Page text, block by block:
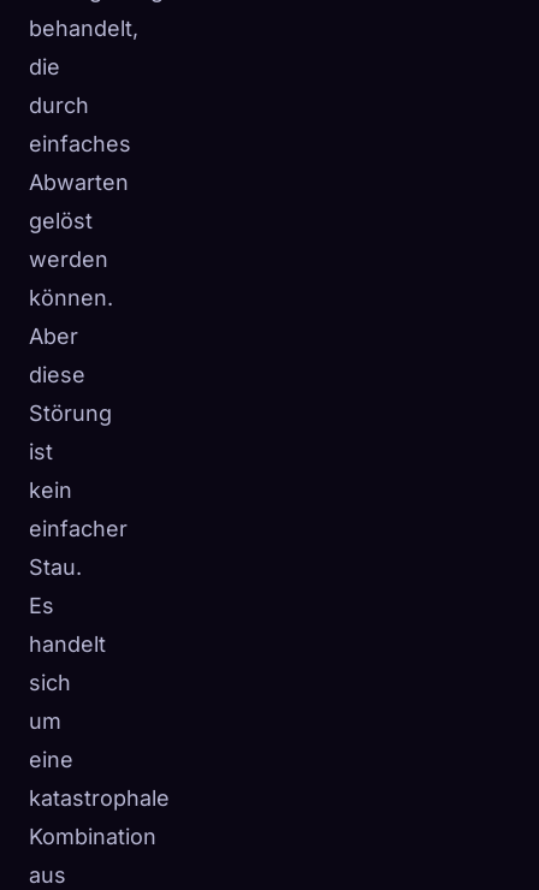
behandelt,
die
durch
einfaches
Abwarten
gelöst
werden
können.
Aber
diese
Störung
ist
kein
einfacher
Stau.
Es
handelt
sich
um
eine
katastrophale
Kombination
aus